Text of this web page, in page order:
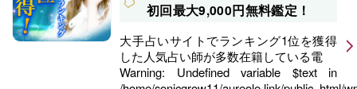
初回最大9,000円無料鑑定！
大手占いサイトでランキング1位を獲得
した人気占い師が多数在籍している電
Warning: Undefined variable $text in